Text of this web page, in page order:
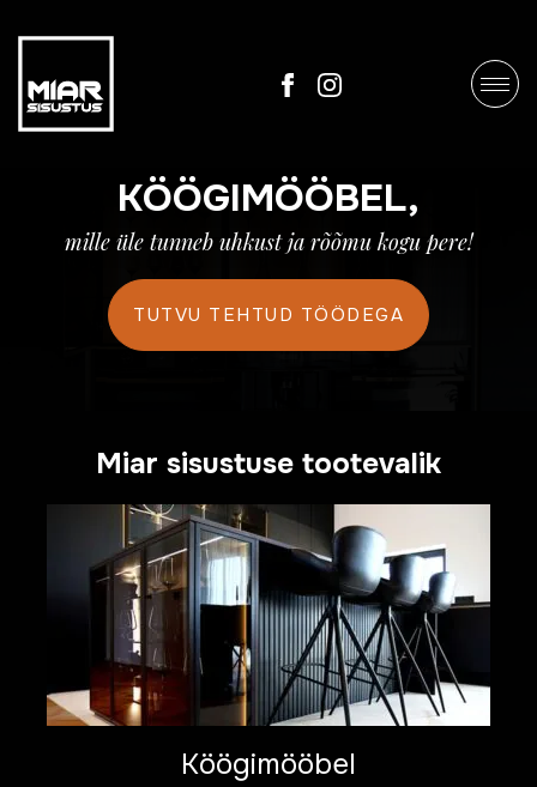
KÖÖGIMÖÖBEL,
mille üle tunneb uhkust ja rõõmu kogu pere!
TUTVU TEHTUD TÖÖDEGA
Miar sisustuse tootevalik
Köögimööbel